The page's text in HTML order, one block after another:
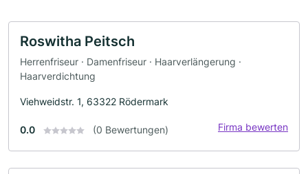
Roswitha Peitsch
Herrenfriseur · Damenfriseur · Haarverlängerung ·
Haarverdichtung
Viehweidstr. 1, 63322 Rödermark
0.0 (0 Bewertungen) Firma bewerten